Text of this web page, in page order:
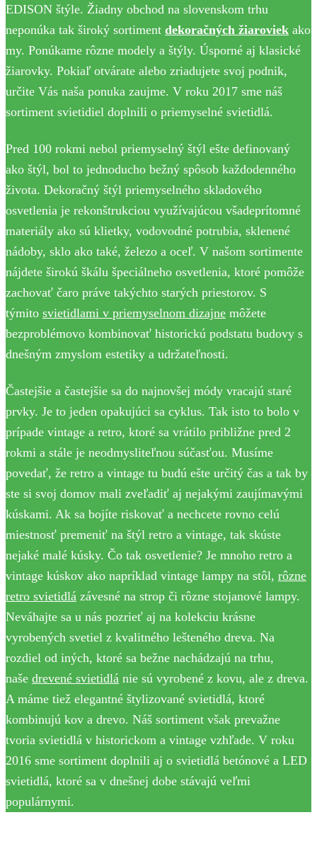
EDISON štýle. Žiadny obchod na slovenskom trhu
neponúka tak široký sortiment dekoračných žiaroviek ako
my. Ponúkame rôzne modely a štýly. Úsporné aj klasické
žiarovky. Pokiaľ otvárate alebo zriadujete svoj podnik,
určite Vás naša ponuka zaujme. V roku 2017 sme náš
sortiment svietidiel doplnili o priemyselné svietidlá.
Pred 100 rokmi nebol priemyselný štýl ešte definovaný
ako štýl, bol to jednoducho bežný spôsob každodenného
života. Dekoračný štýl priemyselného skladového
osvetlenia je rekonštrukciou využívajúcou všadeprítomné
materiály ako sú klietky, vodovodné potrubia, sklenené
nádoby, sklo ako také, železo a oceľ. V našom sortimente
nájdete širokú škálu špeciálneho osvetlenia, ktoré pomôže
zachovať čaro práve takýchto starých priestorov. S
týmito svietidlami v priemyselnom dizajne môžete
bezproblémovo kombinovať historickú podstatu budovy s
dnešným zmyslom estetiky a udržateľnosti.
Častejšie a častejšie sa do najnovšej módy vracajú staré
prvky. Je to jeden opakujúci sa cyklus. Tak isto to bolo v
prípade vintage a retro, ktoré sa vrátilo približne pred 2
rokmi a stále je neodmysliteľnou súčasťou. Musíme
povedať, že retro a vintage tu budú ešte určitý čas a tak by
ste si svoj domov mali zveľadiť aj nejakými zaujímavými
kúskami. Ak sa bojíte riskovať a nechcete rovno celú
miestnosť premeniť na štýl retro a vintage, tak skúste
nejaké malé kúsky. Čo tak osvetlenie? Je mnoho retro a
vintage kúskov ako napríklad vintage lampy na stôl, rôzne
retro svietidlá závesné na strop či rôzne stojanové lampy.
Neváhajte sa u nás pozrieť aj na kolekciu krásne
vyrobených svetiel z kvalitného lešteného dreva. Na
rozdiel od iných, ktoré sa bežne nachádzajú na trhu,
naše drevené svietidlá nie sú vyrobené z kovu, ale z dreva.
A máme tiež elegantné štylizované svietidlá, ktoré
kombinujú kov a drevo. Náš sortiment však prevažne
tvoria svietidlá v historickom a vintage vzhľade. V roku
2016 sme sortiment doplnili aj o svietidlá betónové a LED
svietidlá, ktoré sa v dnešnej dobe stávajú veľmi
populárnymi.